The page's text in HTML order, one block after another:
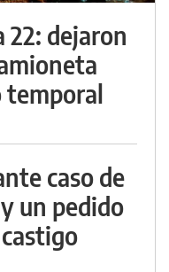
22: dejaron
temporal
caso de
un pedido